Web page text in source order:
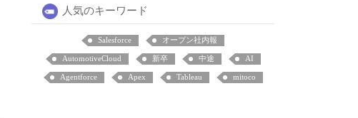
人気のキーワード
Salesforce オープン社内報
AutomotiveCloud 新卒 中途 AI
Agentforce Apex Tableau mitoco